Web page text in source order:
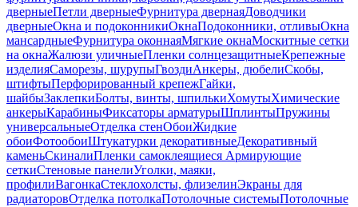
дверныеПетли дверныеФурнитура двернаяДоводчики
дверныеОкна и подоконникиОкнаПодоконники, отливыОкна
мансардныеФурнитура оконнаяМягкие окнаМоскитные сетки
на окнаЖалюзи уличныеПленки солнцезащитныеКрепежные
изделияСаморезы, шурупыГвоздиАнкеры, дюбелиСкобы,
штифтыПерфорированный крепежГайки,
шайбыЗаклепкиБолты, винты, шпилькиХомутыХимические
анкерыКарабиныФиксаторы арматурыШплинтыПружины
универсальныеОтделка стенОбоиЖидкие
обоиФотообоиШтукатурки декоративныеДекоративный
каменьСкиналиПленки самоклеящиеся Армирующие
сеткиСтеновые панелиУголки, маяки,
профилиВагонкаСтеклохолсты, флизелинЭкраны для
радиаторовОтделка потолкаПотолочные системыПотолочные